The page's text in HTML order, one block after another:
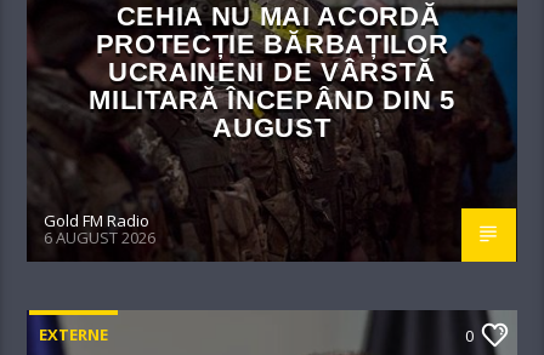
CEHIA NU MAI ACORDĂ
PROTECȚIE BĂRBAȚILOR
UCRAINENI DE VÂRSTĂ
MILITARĂ ÎNCEPÂND DIN 5
AUGUST
Gold FM Radio
6 AUGUST 2026
EXTERNE 0